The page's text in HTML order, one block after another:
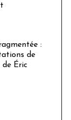
:
de
de Éric